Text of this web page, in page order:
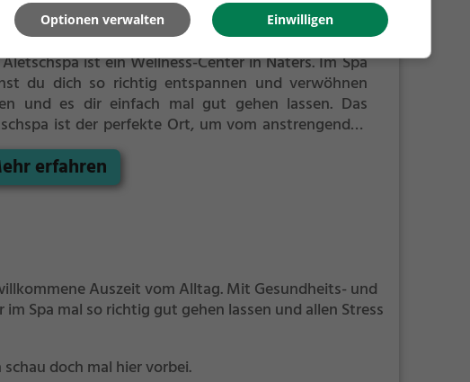
90, 3904 Naters
ist ein Wellness-Center in Naters.Im Spa
du dich so richtig entspannen und verwöhnen
und es dir einfach mal gut gehen lassen. Das
ist der perfekte Ort, um vom anstrengenden
zu entspannen, auszuspannen und einfach einmal
zu tun.
erfahren
Auszeit vom Alltag. Mit Gesundheits- und
im Spa mal so richtig gut gehen lassen und allen Stress
doch mal hier vorbei.
Einwilligen
Optionen verwalten